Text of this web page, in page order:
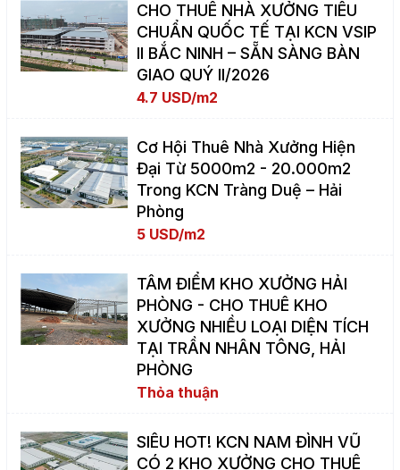
CHO THUÊ NHÀ XƯỞNG TIÊU
CHUẨN QUỐC TẾ TẠI KCN VSIP
II BẮC NINH – SẴN SÀNG BÀN
GIAO QUÝ II/2026
4.7 USD/m2
Cơ Hội Thuê Nhà Xưởng Hiện
Đại Từ 5000m2 - 20.000m2
Trong KCN Tràng Duệ – Hải
Phòng
5 USD/m2
TÂM ĐIỂM KHO XƯỞNG HẢI
PHÒNG - CHO THUÊ KHO
XƯỞNG NHIỀU LOẠI DIỆN TÍCH
TẠI TRẦN NHÂN TÔNG, HẢI
PHÒNG
Thỏa thuận
SIÊU HOT! KCN NAM ĐÌNH VŨ
CÓ 2 KHO XƯỞNG CHO THUÊ